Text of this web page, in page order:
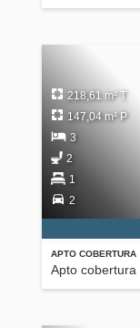
APTO COBERTURA
Apto cobertura
218,61 m² T
147,04 m² P
3
2
1
2